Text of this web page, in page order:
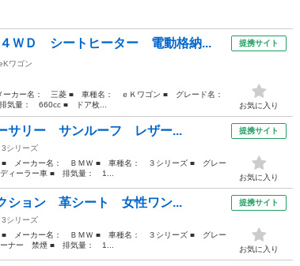
ＷＤ シートヒーター 電動格納...
ワゴン
カー名： 三菱 ■ 車種名： ｅＫワゴン ■ グレード名：
気量： 660cc ■ ドア枚...
提携サイト
お気に入り
サリー サンルーフ レザー...
3シリーズ
メーカー名： ＢＭＷ ■ 車種名： ３シリーズ ■ グレー
ィーラー車 ■ 排気量： 1...
提携サイト
お気に入り
ション 革シート 女性ワン...
3シリーズ
メーカー名： ＢＭＷ ■ 車種名： ３シリーズ ■ グレー
ナー 禁煙 ■ 排気量： 1...
提携サイト
お気に入り